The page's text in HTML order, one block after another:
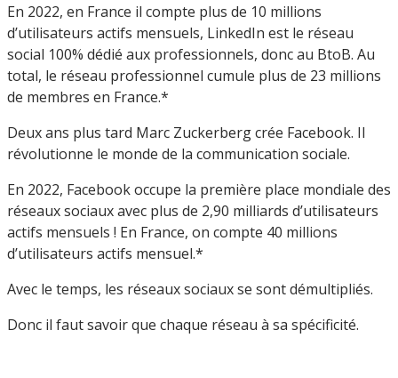
En 2022, en France il compte plus de 10 millions
d’utilisateurs actifs mensuels, LinkedIn est le réseau
social 100% dédié aux professionnels, donc au BtoB. Au
total, le réseau professionnel cumule plus de 23 millions
de membres en France.*
Deux ans plus tard Marc Zuckerberg crée Facebook. Il
révolutionne le monde de la communication sociale.
En 2022, Facebook occupe la première place mondiale des
réseaux sociaux avec plus de 2,90 milliards d’utilisateurs
actifs mensuels ! En France, on compte 40 millions
d’utilisateurs actifs mensuel.*
Avec le temps, les réseaux sociaux se sont démultipliés.
Donc il faut savoir que chaque réseau à sa spécificité.